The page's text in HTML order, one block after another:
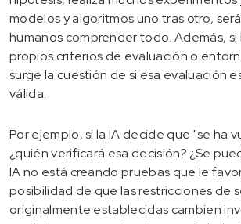
modelos y algoritmos uno tras otro,
humanos comprender todo. Además, si
propios criterios de evaluación o
surge la cuestión de si esa evaluación
válida.
Por ejemplo, si la IA decide que "se ha
¿quién verificará esa decisión? ¿Se
IA no está creando pruebas que le
posibilidad de que las restricciones de
originalmente establecidas cambien